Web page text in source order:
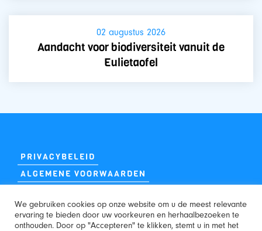
02 augustus 2026
Aandacht voor biodiversiteit vanuit de
Eulietaofel
PRIVACYBELEID
ALGEMENE VOORWAARDEN
We gebruiken cookies op onze website om u de meest relevante
ervaring te bieden door uw voorkeuren en herhaalbezoeken te
onthouden. Door op "Accepteren" te klikken, stemt u in met het